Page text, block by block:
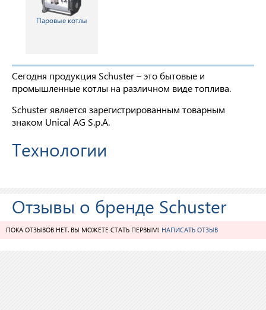
Паровые котлы
Сегодня продукция Schuster – это бытовые и
промышленные котлы на различном виде топлива.
Schuster является зарегистрированным товарным
знаком Unical AG S.p.A.
Технологии
Отзывы о бренде Schuster
ПОКА ОТЗЫВОВ НЕТ. ВЫ МОЖЕТЕ СТАТЬ ПЕРВЫМ! НАПИСАТЬ ОТЗЫВ